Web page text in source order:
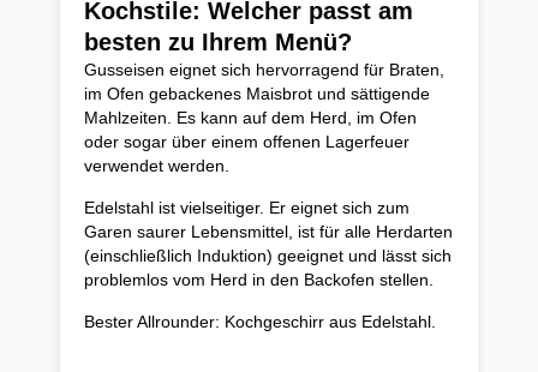
Kochstile: Welcher passt am
besten zu Ihrem Menü?
Gusseisen eignet sich hervorragend für Braten,
im Ofen gebackenes Maisbrot und sättigende
Mahlzeiten. Es kann auf dem Herd, im Ofen
oder sogar über einem offenen Lagerfeuer
verwendet werden.
Edelstahl ist vielseitiger. Er eignet sich zum
Garen saurer Lebensmittel, ist für alle Herdarten
(einschließlich Induktion) geeignet und lässt sich
problemlos vom Herd in den Backofen stellen.
Bester Allrounder: Kochgeschirr aus Edelstahl.